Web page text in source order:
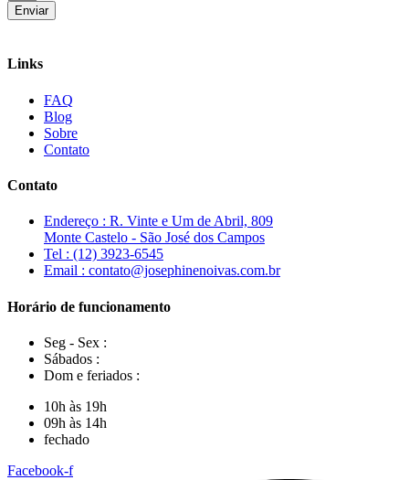
Enviar
Links
FAQ
Blog
Sobre
Contato
Contato
Endereço : R. Vinte e Um de Abril, 809
Monte Castelo - São José dos Campos
Tel : (12) 3923-6545
Email : contato@josephinenoivas.com.br
Horário de funcionamento
Seg - Sex :
Sábados :
Dom e feriados :
10h às 19h
09h às 14h
fechado
Facebook-f